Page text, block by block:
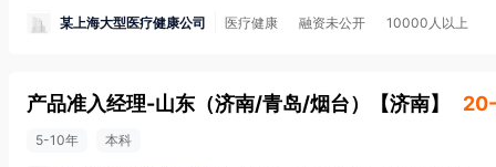
某上海大型医疗健康公司 医疗健康 融资未公开 10000人以上
产品准入经理-山东（济南/青岛/烟台） 【济南】
5-10年 本科